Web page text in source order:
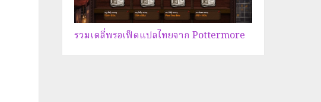
รวมเดลี่พรอเฟ็ตแปลไทยจาก Pottermore